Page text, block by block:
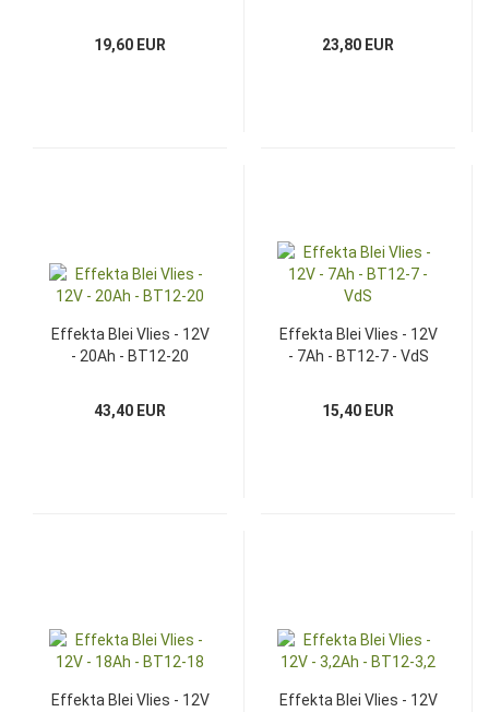
19,60 EUR
23,80 EUR
Effekta Blei Vlies - 12V
- 20Ah - BT12-20
43,40 EUR
Effekta Blei Vlies - 12V
- 7Ah - BT12-7 - VdS
15,40 EUR
Effekta Blei Vlies - 12V
Effekta Blei Vlies - 12V